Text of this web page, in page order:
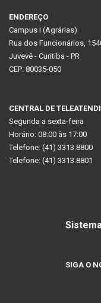
ENDEREÇO
Campus I (Agrárias)
Rua dos Funcionários,
Juvevê - Curitiba - PR
CEP: 80035-050
CENTRAL DE
Segunda a sexta-feira
Horário: 08:00 às 17:00
Telefone: (41) 3313.8800
Telefone: (41) 3313.8801
SIGA O